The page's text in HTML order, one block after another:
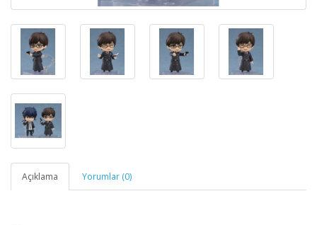
Açıklama Yorumlar (0)